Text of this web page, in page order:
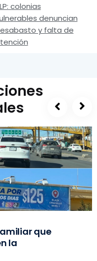
colonias
denuncian
y falta de
que
la